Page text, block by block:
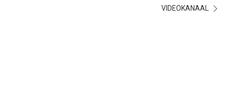
VIDEOKANAAL